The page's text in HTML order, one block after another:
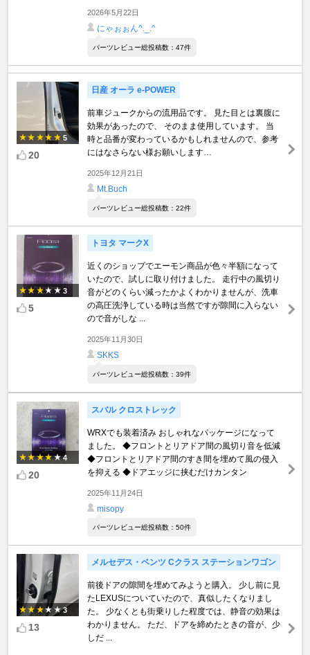
2026年5月22日
にゃぉぉん^._.^
パーツレビュー総投稿数：47件
5
20
日産 オーラ e-POWER
前車ジュークからの流用品です。 見た目とは裏腹に
効果があったので、 そのまま使用しています。 当
時と品番が変わっているかもしれませんので、参考
にはなさらない様お願いします…
2025年12月21日
Mt.Buch
パーツレビュー総投稿数：22件
3
5
トヨタ マークX
近くのショップでエーモン商品が色々半額になって
いたので、試しに取り付けました。 走行中の風切り
音がどのくらい減ったかよくわかりませんが、洗車
の高圧洗浄している時は当然ですが隙間に入らない
ので音がしな ...
2025年11月30日
SKKS
パーツレビュー総投稿数：39件
4
20
スバル クロストレック
WRXでも装着済み おしゃれなパッケージになって
ました。 ◆フロントとリアドア間の風切り音を低減
◆フロントとリアドア間のすき間を埋めて風の侵入
を抑える ◆ドアエッジに挟むだけカンタン
2025年11月24日
misopy
パーツレビュー総投稿数：50件
3
13
メルセデス・ベンツ Cクラス ステーションワゴン
前後ドアの隙間を埋めてみようと購入。 少し前に見
たLEXUSについていたので、真似したくなりまし
た。 少なくとも街乗りした程度では、静音の効果は
わかりません。 ただ、ドアを締めたときの音が、少
しだ ...